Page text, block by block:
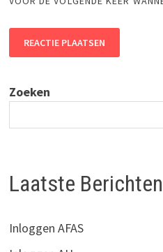
ALTERNATIVE:
Zoeken
Laatste Berichten
Inloggen AFAS